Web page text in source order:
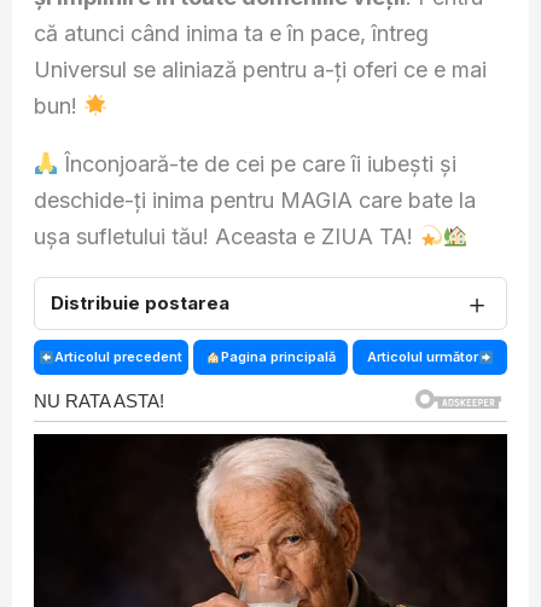
că atunci când inima ta e în pace, întreg
Universul se aliniază pentru a-ți oferi ce e mai
bun!
Înconjoară-te de cei pe care îi iubești și
deschide-ți inima pentru MAGIA care bate la
ușa sufletului tău! Aceasta e ZIUA TA!
Distribuie postarea ＋
Articolul precedent Pagina principală Articolul următor